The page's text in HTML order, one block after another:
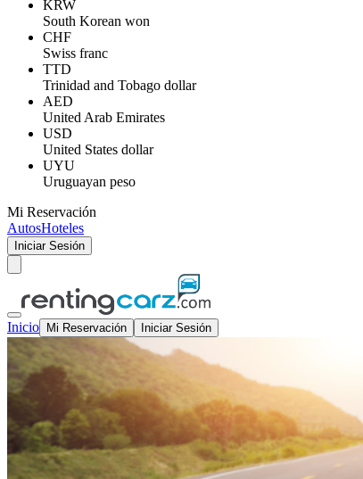
KRW
South Korean won
CHF
Swiss franc
TTD
Trinidad and Tobago dollar
AED
United Arab Emirates
USD
United States dollar
UYU
Uruguayan peso
Mi Reservación
AutosHoteles
Iniciar Sesión
Inicio Mi Reservación Iniciar Sesión